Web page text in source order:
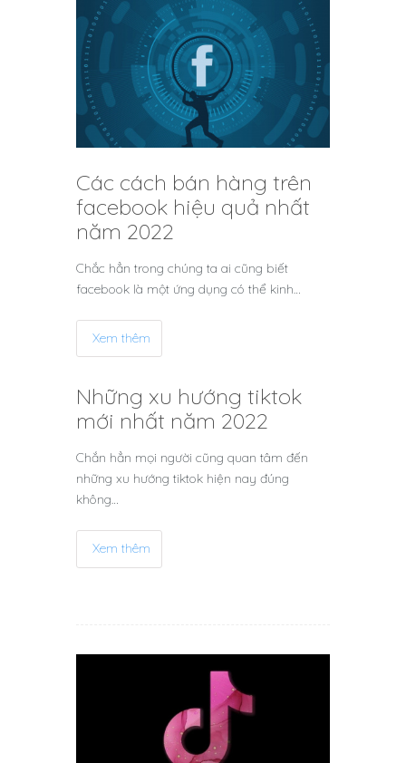
Các cách bán hàng trên
facebook hiệu quả nhất
năm 2022
Chắc hẳn trong chúng ta ai cũng biết
facebook là một ứng dụng có thể kinh…
Xem thêm
Những xu hướng tiktok
mới nhất năm 2022
Chắn hẳn mọi người cũng quan tâm đến
những xu hướng tiktok hiện nay đúng
không…
Xem thêm